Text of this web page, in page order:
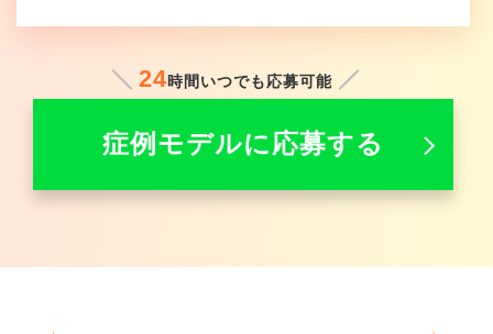
24時間いつでも応募可能
症例モデルに応募する